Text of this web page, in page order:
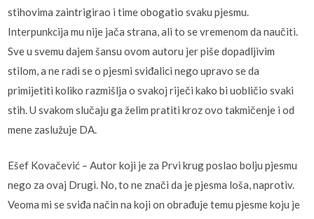
stihovima zaintrigirao i time obogatio svaku pjesmu.
Interpunkcija mu nije jača strana, ali to se vremenom da naučiti.
Sve u svemu dajem šansu ovom autoru jer piše dopadljivim
stilom, a ne radi se o pjesmi sviđalici nego upravo se da
primijetiti koliko razmišlja o svakoj riječi kako bi uobličio svaki
stih. U svakom slučaju ga želim pratiti kroz ovo takmičenje i od
mene zaslužuje DA.
Ešef Kovačević – Autor koji je za Prvi krug poslao bolju pjesmu
nego za ovaj Drugi. No, to ne znači da je pjesma loša, naprotiv.
Veoma mi se sviđa način na koji on obrađuje temu pjesme koju je